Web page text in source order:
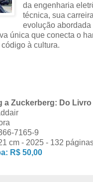
da engenharia
técnica, sua
evolução
única que conecta o
à cultura.
a Zuckerberg: Do
7165-9
cm - 2025 - 132
R$ 50,00